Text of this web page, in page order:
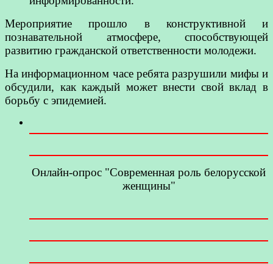
Мероприятие прошло в конструктивной и
познавательной атмосфере, способствующей
развитию гражданской ответственности молодежи.
На информационном часе ребята разрушили мифы и
обсудили, как каждый может внести свой вклад в
борьбу с эпидемией.
Онлайн-опрос "Современная роль белорусской
женщины"